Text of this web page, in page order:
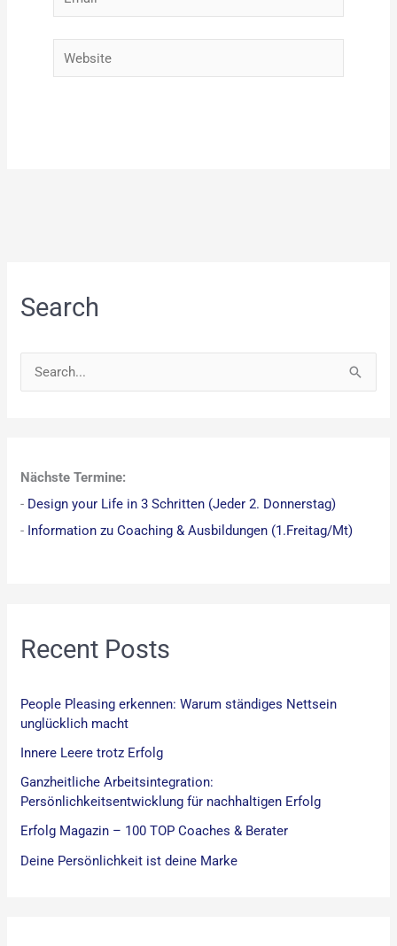
Website
Search
e
n
n
:
Nächste Termine:
- Design your Life in 3 Schritten (Jeder 2. Donnerstag)
- Information zu Coaching & Ausbildungen (1.Freitag/Mt)
Recent Posts
People Pleasing erkennen: Warum ständiges Nettsein
unglücklich macht
Innere Leere trotz Erfolg
Ganzheitliche Arbeitsintegration:
Persönlichkeitsentwicklung für nachhaltigen Erfolg
Erfolg Magazin – 100 TOP Coaches & Berater
Deine Persönlichkeit ist deine Marke